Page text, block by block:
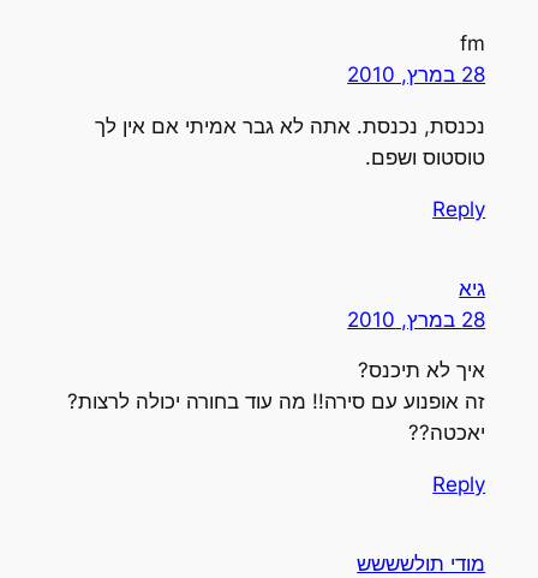
fm
28 במרץ, 2010
נכנסת, נכנסת. אתה לא גבר אמיתי אם אין לך
טוסטוס ושפם.
Reply
גיא
28 במרץ, 2010
איך לא תיכנס?
זה אופנוע עם סירה!! מה עוד בחורה יכולה לרצות?
יאכטה??
Reply
מודי תולשששש